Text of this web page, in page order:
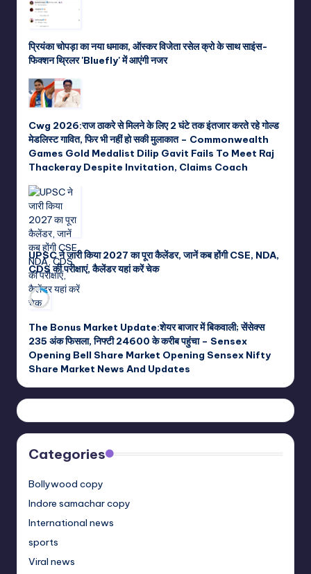
प्रियंका चोपड़ा का नया धमाका, ऑस्कर विजेता रसेल क्रो के साथ साइंस-
फिक्शन थ्रिलर 'Bluefly' में आएंगी नजर
Cwg 2026:राज ठाकरे से मिलने के लिए 2 घंटे तक इंतजार करते रहे गोल्ड
मेडलिस्ट गावित, फिर भी नहीं हो सकी मुलाकात – Commonwealth
Games Gold Medalist Dilip Gavit Fails To Meet Raj
Thackeray Despite Invitation, Claims Coach
UPSC ने जारी किया 2027 का पूरा कैलेंडर, जानें कब होंगी CSE, NDA,
CDS की परीक्षाएं, कैलेंडर यहां करें चेक
The Bonus Market Update:शेयर बाजार में बिकवाली; सेंसेक्स
235 अंक फिसला, निफ्टी 24600 के करीब पहुंचा – Sensex
Opening Bell Share Market Opening Sensex Nifty
Share Market News And Updates
Categories
Bollywood copy
Indore samachar copy
International news
sports
Viral news